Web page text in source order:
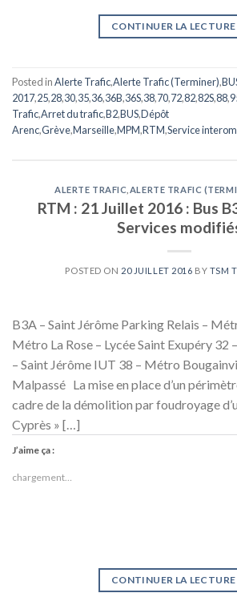
CONTINUER LA LECTURE
Posted inAlerte Trafic,Alerte Trafic (Terminer),
2017,25,28,30,35,36,36B,36S,38,70,72,82,82S,88,
Trafic,Arret du trafic,B2,BUS,Dépôt
Arenc,Grève,Marseille,MPM,RTM,Service
ALERTE TRAFIC ALERTE TRAFIC
RTM : 21 Juillet 2016 : Bus
Services
POSTED ON 20 JUILLET 2016 BY TSM
B3A – Saint Jérôme Parking Relais –
Métro La Rose – Lycée Saint Exupéry 32
– Saint Jérôme IUT 38 – Métro
Malpassé La mise en place d’un
cadre de la démolition par foudroyage
Cyprès » […]
J’aime ça :
chargement…
CONTINUER LA LECTURE